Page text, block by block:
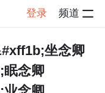
登录 频道
详情
坐念卿
念卿